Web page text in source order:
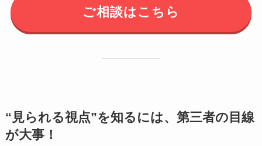
ご相談はこちら
“見られる視点”を知るには、第三者の目線
が大事！